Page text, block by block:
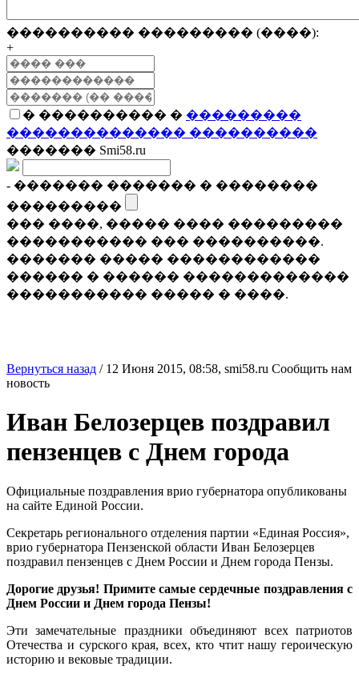
���������� ��������� (����):
+
� ���������� � ���������
�������������� ����������
������� Smi58.ru
- ������� ������� � ��������
���������
��� ����, ����� ���� ���������
����������� ��� ����������.
������� ����� ������������
������ � ������ �������������
����������� ����� � ����.
Вернуться назад / 12 Июня 2015, 08:58, smi58.ru Сообщить нам
новость
Иван Белозерцев поздравил
пензенцев с Днем города
Официальные поздравления врио губернатора опубликованы
на сайте Единой России.
Секретарь регионального отделения партии «Единая Россия»,
врио губернатора Пензенской области Иван Белозерцев
поздравил пензенцев с Днем России и Днем города Пензы.
Дорогие друзья! Примите самые сердечные поздравления с
Днем России и Днем города Пензы!
Эти замечательные праздники объединяют всех патриотов
Отечества и сурского края, всех, кто чтит нашу героическую
историю и вековые традиции.